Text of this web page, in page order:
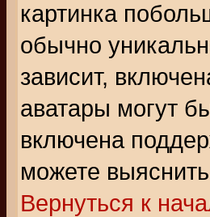
картинка
обычно
зависит,
аватары могут
включена
можете
Вернуться к